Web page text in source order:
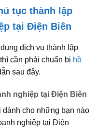
tục thành lập
tại Điện Biên
dịch vụ thành lập
cần phải chuẩn bị hồ
sau đây.
nghiệp tại Điện Biên
dành cho những bạn nào
nghiệp tại Điện